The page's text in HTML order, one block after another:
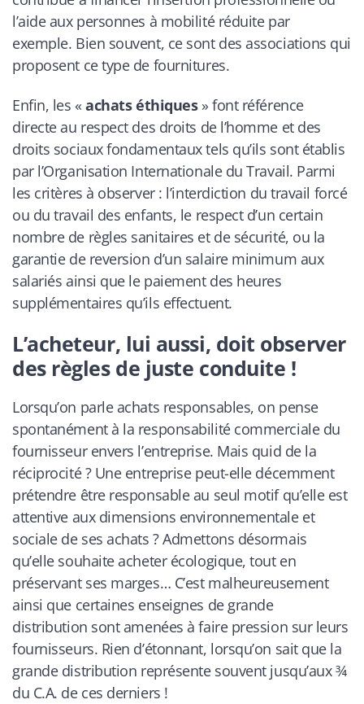
l’aide aux personnes à mobilité réduite par
exemple. Bien souvent, ce sont des associations qui
proposent ce type de fournitures.
Enfin, les «achats éthiques» font référence
directe au respect des droits de l’homme et des
droits sociaux fondamentaux tels qu’ils sont établis
par l’Organisation Internationale du Travail. Parmi
les critères à observer : l’interdiction du travail forcé
ou du travail des enfants, le respect d’un certain
nombre de règles sanitaires et de sécurité, ou la
garantie de reversion d’un salaire minimum aux
salariés ainsi que le paiement des heures
supplémentaires qu’ils effectuent.
L’acheteur, lui aussi, doit observer
des règles de juste conduite !
Lorsqu’on parle achats responsables, on pense
spontanément à la responsabilité commerciale du
fournisseur envers l’entreprise. Mais quid de la
réciprocité ? Une entreprise peut-elle décemment
prétendre être responsable au seul motif qu’elle est
attentive aux dimensions environnementale et
sociale de ses achats ? Admettons désormais
qu’elle souhaite acheter écologique, tout en
préservant ses marges… C’est malheureusement
ainsi que certaines enseignes de grande
distribution sont amenées à faire pression sur leurs
fournisseurs. Rien d’étonnant, lorsqu’on sait que la
grande distribution représente souvent jusqu’aux ¾
du C.A. de ces derniers !